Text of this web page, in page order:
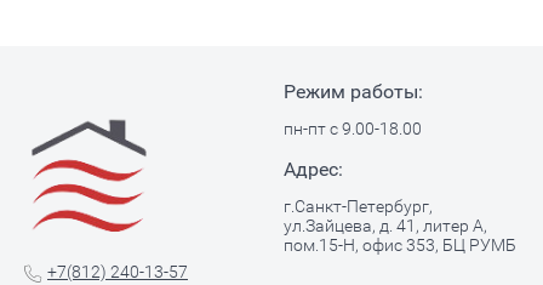
+7(812) 240-13-57
Режим работы:
пн-пт с 9.00-18.00
Адрес:
г.Санкт-Петербург,
ул.Зайцева, д. 41, литер А,
пом.15-Н, офис 353, БЦ РУМБ